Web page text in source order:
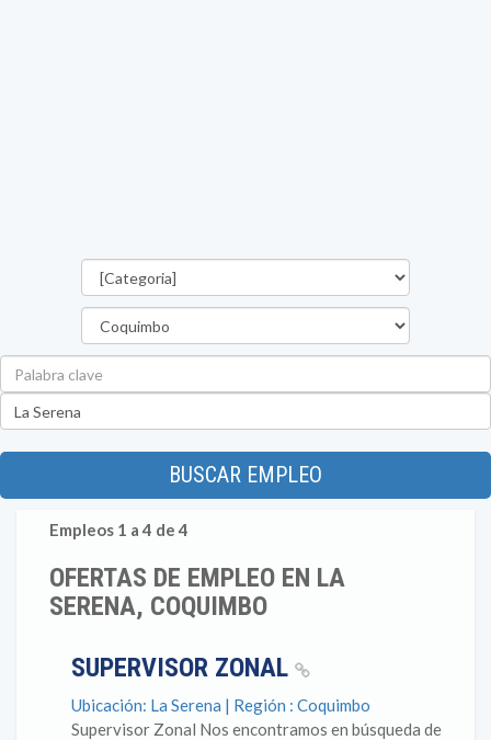
BUSCAR EMPLEO
Empleos 1 a 4 de 4
OFERTAS DE EMPLEO EN LA
SERENA, COQUIMBO
SUPERVISOR ZONAL
Ubicación: La Serena | Región : Coquimbo
Supervisor Zonal Nos encontramos en búsqueda de